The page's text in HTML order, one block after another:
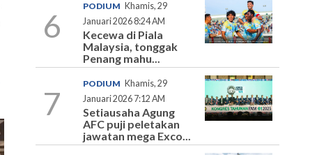
6
PODIUM Khamis, 29
Januari 2026 8:24 AM
Kecewa di Piala
Malaysia, tonggak
Penang mahu...
7
PODIUM Khamis, 29
Januari 2026 7:12 AM
Setiausaha Agung
AFC puji peletakan
jawatan mega Exco...